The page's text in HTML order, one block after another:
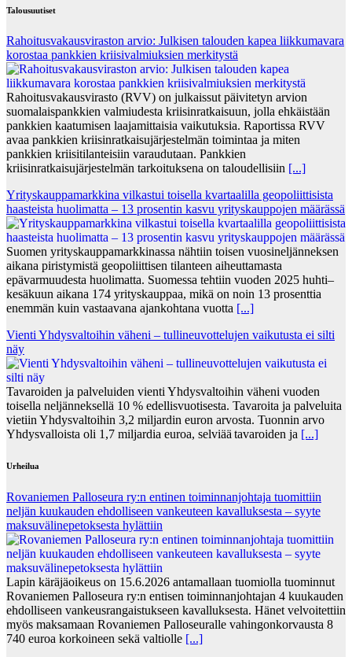
Talousuutiset
Rahoitusvakausviraston arvio: Julkisen talouden kapea liikkumavara
korostaa pankkien kriisivalmiuksien merkitystä
Rahoitusvakausvirasto (RVV) on julkaissut päivitetyn arvion
suomalaispankkien valmiudesta kriisinratkaisuun, jolla ehkäistään
pankkien kaatumisen laajamittaisia vaikutuksia. Raportissa RVV
avaa pankkien kriisinratkaisujärjestelmän toimintaa ja miten
pankkien kriisitilanteisiin varaudutaan. Pankkien
kriisinratkaisujärjestelmän tarkoituksena on taloudellisiin [...]
Yrityskauppamarkkina vilkastui toisella kvartaalilla geopoliittisista
haasteista huolimatta – 13 prosentin kasvu yrityskauppojen määrässä
Suomen yrityskauppamarkkinassa nähtiin toisen vuosineljänneksen
aikana piristymistä geopoliittisen tilanteen aiheuttamasta
epävarmuudesta huolimatta. Suomessa tehtiin vuoden 2025 huhti–
kesäkuun aikana 174 yrityskauppaa, mikä on noin 13 prosenttia
enemmän kuin vastaavana ajankohtana vuotta [...]
Vienti Yhdysvaltoihin väheni – tullineuvottelujen vaikutusta ei silti
näy
Tavaroiden ja palveluiden vienti Yhdysvaltoihin väheni vuoden
toisella neljänneksellä 10 % edellisvuotisesta. Tavaroita ja palveluita
vietiin Yhdysvaltoihin 3,2 miljardin euron arvosta. Tuonnin arvo
Yhdysvalloista oli 1,7 miljardia euroa, selviää tavaroiden ja [...]
Urheilua
Rovaniemen Palloseura ry:n entinen toiminnanjohtaja tuo­mit­tiin
neljän kuu­kau­den eh­dol­li­seen van­keu­teen ka­val­luk­ses­ta – syyte
mak­su­vä­li­ne­pe­tok­ses­ta hy­lät­tiin
Lapin käräjäoikeus on 15.6.2026 antamallaan tuomiolla tuominnut
Rovaniemen Palloseura ry:n entisen toiminnanjohtajan 4 kuukauden
ehdolliseen vankeusrangaistukseen kavalluksesta. Hänet velvoitettiin
myös maksamaan Rovaniemen Palloseuralle vahingonkorvausta 8
740 euroa korkoineen sekä valtiolle [...]